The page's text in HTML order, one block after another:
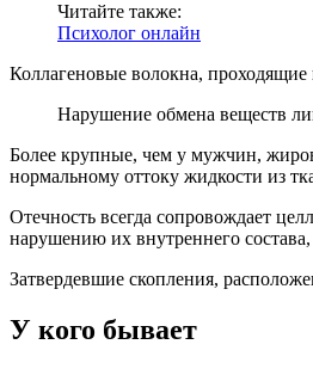
Читайте также:
Психолог онлайн
Коллагеновые волокна, проходящие
Нарушение обмена веществ
Более крупные, чем у мужчин,
нормальному оттоку жидкости из
Отечность всегда сопровождает
нарушению их внутреннего
Затвердевшие скопления,
У кого бывает